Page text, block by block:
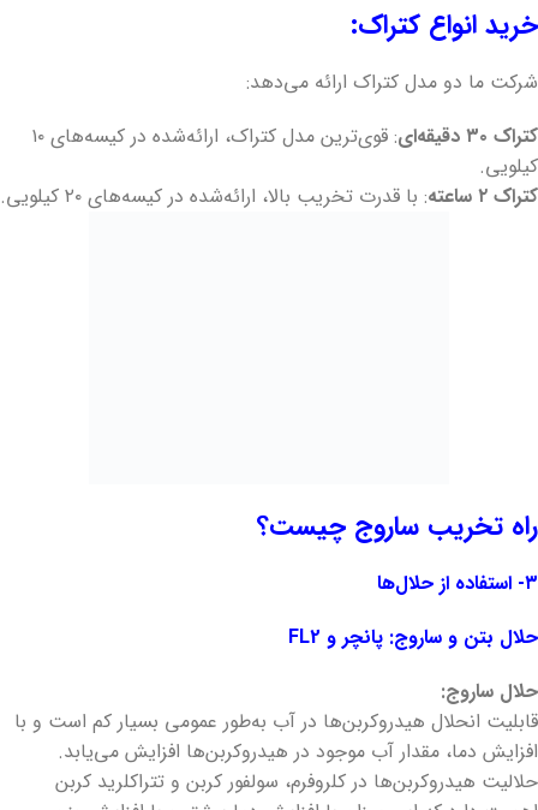
خرید انواع کتراک:
شرکت ما دو مدل کتراک ارائه می‌دهد:
کتراک ۳۰ دقیقه‌ای
: قوی‌ترین مدل کتراک، ارائه‌شده در کیسه‌های ۱۰
کیلویی.
کتراک ۲ ساعته
: با قدرت تخریب بالا، ارائه‌شده در کیسه‌های ۲۰ کیلویی.
راه تخریب ساروج چیست؟
۳- استفاده از حلال‌ها
حلال بتن و ساروج: پانچر و FL2
حلال ساروج:
قابلیت انحلال هیدروکربن‌ها در آب به‌طور عمومی بسیار کم است و با
افزایش دما، مقدار آب موجود در هیدروکربن‌ها افزایش می‌یابد.
حلالیت هیدروکربن‌ها در کلروفرم، سولفور کربن و تتراکلرید کربن